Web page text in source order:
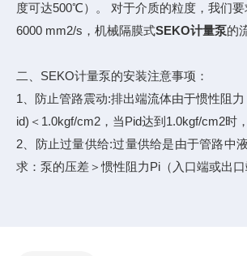
度可达500℃）。 对于介质的粒度，我们
6000 mm2/s，机械隔膜式SEKO计量泵的
二、SEKO计量泵的安装注意事项：
1、防止管路震动:排出端流体由于惯性阻
id)＜1.0kgf/cm2，当Pid达到1.0kgf/cm2时
2、防止过量供给:过量供给是由于管路中
求：泵的压差＞惯性阻力Pi（入口端或出